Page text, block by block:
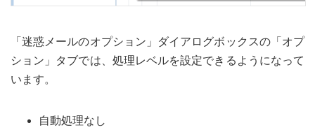
「迷惑メールのオプション」ダイアログボックスの「オプ
ション」タブでは、処理レベルを設定できるようになって
います。
自動処理なし